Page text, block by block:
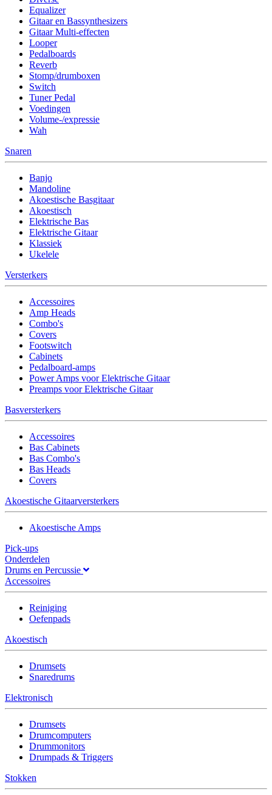
Equalizer
Gitaar en Bassynthesizers
Gitaar Multi-effecten
Looper
Pedalboards
Reverb
Stomp/drumboxen
Switch
Tuner Pedal
Voedingen
Volume-/expressie
Wah
Snaren
Banjo
Mandoline
Akoestische Basgitaar
Akoestisch
Elektrische Bas
Elektrische Gitaar
Klassiek
Ukelele
Versterkers
Accessoires
Amp Heads
Combo's
Covers
Footswitch
Cabinets
Pedalboard-amps
Power Amps voor Elektrische Gitaar
Preamps voor Elektrische Gitaar
Basversterkers
Accessoires
Bas Cabinets
Bas Combo's
Bas Heads
Covers
Akoestische Gitaarversterkers
Akoestische Amps
Pick-ups
Onderdelen
Drums en Percussie
Accessoires
Reiniging
Oefenpads
Akoestisch
Drumsets
Snaredrums
Elektronisch
Drumsets
Drumcomputers
Drummonitors
Drumpads & Triggers
Stokken